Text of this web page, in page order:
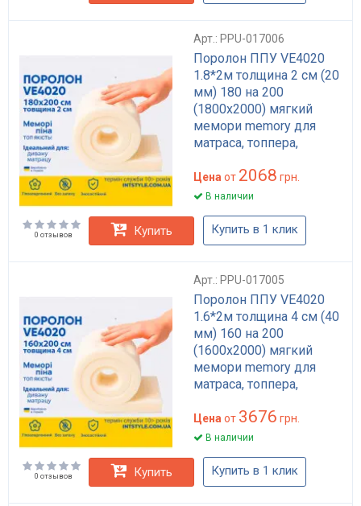
Арт.: PPU-017006
Поролон ППУ VE4020
1.8*2м толщина 2 см (20
мм) 180 на 200
(1800х2000) мягкий
мемори memory для
матраса, топпера,
Цена от 2068 грн.
В наличии
0 отзывов Купить Купить в 1 клик
Арт.: PPU-017005
Поролон ППУ VE4020
1.6*2м толщина 4 см (40
мм) 160 на 200
(1600х2000) мягкий
мемори memory для
матраса, топпера,
Цена от 3676 грн.
В наличии
0 отзывов Купить Купить в 1 клик